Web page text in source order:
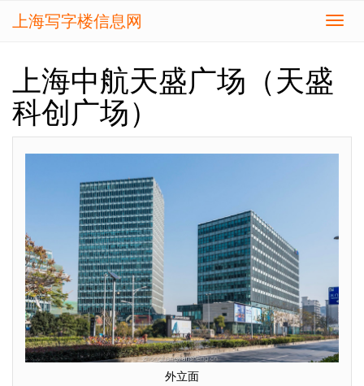
切
上海写字楼信息网
上海中航天盛广场（天盛
科创广场）
外立面